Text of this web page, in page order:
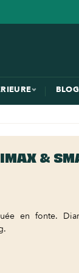
&
en fonte.